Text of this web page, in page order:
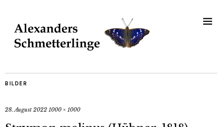
BILDER
28. August 2022 1000 × 1000